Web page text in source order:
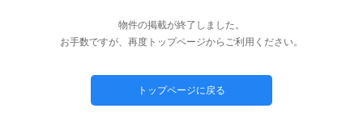
物件の掲載が終了しました。
お手数ですが、再度トップページからご利用ください。
トップページに戻る